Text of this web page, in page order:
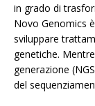
in grado di
Novo Genomics
sviluppare
genetiche.
generazione
del